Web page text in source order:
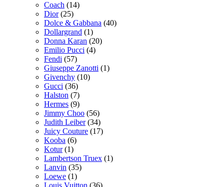
Coach (14)
Dior(25)
Dolce & Gabbana (40)
Dollargrand (1)
Donna Karan (20)
Emilio Pucci (4)
Fendi (57)
Giuseppe Zanotti (1)
Givenchy (10)
Gucci (36)
Halston (7)
Hermes (9)
Jimmy Choo (56)
Judith Leiber(34)
Juicy Couture (17)
Kooba (6)
Kotur(1)
Lambertson Truex (1)
Lanvin (35)
Loewe (1)
Louis Vuitton (36)